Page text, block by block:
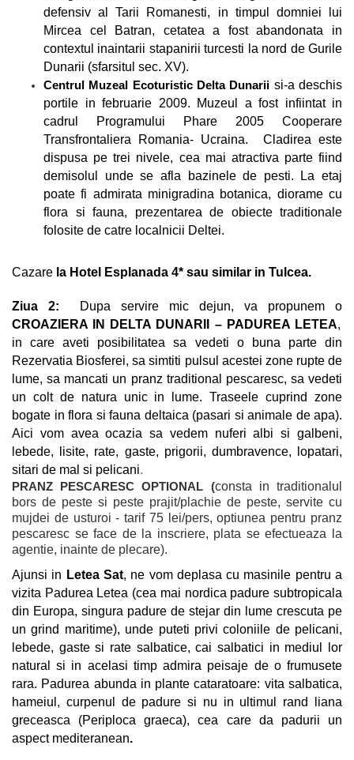
defensiv al Tarii Romanesti, in timpul domniei lui
Mircea cel Batran, cetatea a fost abandonata in
contextul inaintarii stapanirii turcesti la nord de Gurile
Dunarii (sfarsitul sec. XV).
Centrul Muzeal Ecoturistic Delta Dunarii si-a deschis
portile in februarie 2009. Muzeul a fost infiintat in
cadrul Programului Phare 2005 Cooperare
Transfrontaliera Romania- Ucraina. Cladirea este
dispusa pe trei nivele, cea mai atractiva parte fiind
demisolul unde se afla bazinele de pesti. La etaj
poate fi admirata minigradina botanica, diorame cu
flora si fauna, prezentarea de obiecte traditionale
folosite de catre localnicii Deltei.
Cazare la Hotel Esplanada 4* sau similar in Tulcea.
Ziua 2:
Dupa servire mic dejun, va propunem o
CROAZIERA IN DELTA DUNARII – PADUREA LETEA,
in care aveti posibilitatea sa vedeti o buna parte din
Rezervatia Biosferei, sa simtiti pulsul acestei zone rupte de
lume, sa mancati un pranz traditional pescaresc, sa vedeti
un colt de natura unic in lume. Traseele cuprind zone
bogate in flora si fauna deltaica (pasari si animale de apa).
Aici vom avea ocazia sa vedem nuferi albi si galbeni,
lebede, lisite, rate, gaste, prigorii, dumbravence, lopatari,
sitari de mal si pelicani.
PRANZ PESCARESC OPTIONAL (consta in traditionalul
bors de peste si peste prajit/plachie de peste, servite cu
mujdei de usturoi - tarif 75 lei/pers, optiunea pentru pranz
pescaresc se face de la inscriere, plata se efectueaza la
agentie, inainte de plecare).
Ajunsi in Letea Sat, ne vom deplasa cu masinile pentru a
vizita Padurea Letea (cea mai nordica padure subtropicala
din Europa, singura padure de stejar din lume crescuta pe
un grind maritime), unde puteti privi coloniile de pelicani,
lebede, gaste si rate salbatice, cai salbatici in mediul lor
natural si in acelasi timp admira peisaje de o frumusete
rara. Padurea abunda in plante cataratoare: vita salbatica,
hameiul, curpenul de padure si nu in ultimul rand liana
greceasca (Periploca graeca), cea care da padurii un
aspect mediteranean.